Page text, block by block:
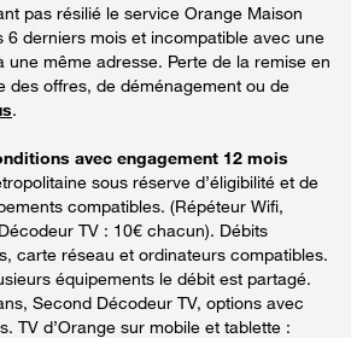
pas résilié le service Orange Maison
6 derniers mois et incompatible avec une
une même adresse. Perte de la remise en
des offres, de déménagement ou de
.
avec engagement 12 mois
sous réserve d’éligibilité et de
compatibles. (Répéteur Wifi,
TV : 10€ chacun). Débits
carte réseau et ordinateurs compatibles.
équipements le débit est partagé.
Second Décodeur TV, options avec
TV d’Orange sur mobile et tablette :